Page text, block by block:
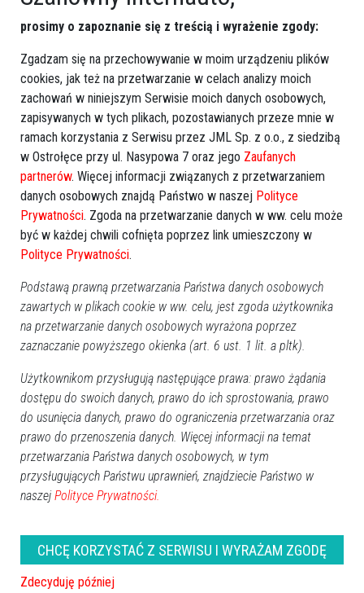
zobacz więcej zdjęć
prosimy o zapoznanie się z treścią i wyrażenie zgody:
Zgadzam się na przechowywanie w moim urządzeniu plików
cookies, jak też na przetwarzanie w celach analizy moich
zachowań w niniejszym Serwisie moich danych osobowych,
zapisywanych w tych plikach, pozostawianych przeze mnie w
ramach korzystania z Serwisu przez JML Sp. z o.o., z siedzibą
w Ostrołęce przy ul. Nasypowa 7 oraz jego Zaufanych
partnerów. Więcej informacji związanych z przetwarzaniem
danych osobowych znajdą Państwo w naszej Polityce
Prywatności. Zgoda na przetwarzanie danych w ww. celu może
być w każdej chwili cofnięta poprzez link umieszczony w
Polityce Prywatności.
Podstawą prawną przetwarzania Państwa danych osobowych
zawartych w plikach cookie w ww. celu, jest zgoda użytkownika
na przetwarzanie danych osobowych wyrażona poprzez
zaznaczanie powyższego okienka (art. 6 ust. 1 lit. a pltk).
Użytkownikom przysługują następujące prawa: prawo żądania
dostępu do swoich danych, prawo do ich sprostowania, prawo
do usunięcia danych, prawo do ograniczenia przetwarzania oraz
prawo do przenoszenia danych. Więcej informacji na temat
przetwarzania Państwa danych osobowych, w tym
przysługujących Państwu uprawnień, znajdziecie Państwo w
naszej Polityce Prywatności.
CHCĘ KORZYSTAĆ Z SERWISU I WYRAŻAM ZGODĘ
Zdecyduję później